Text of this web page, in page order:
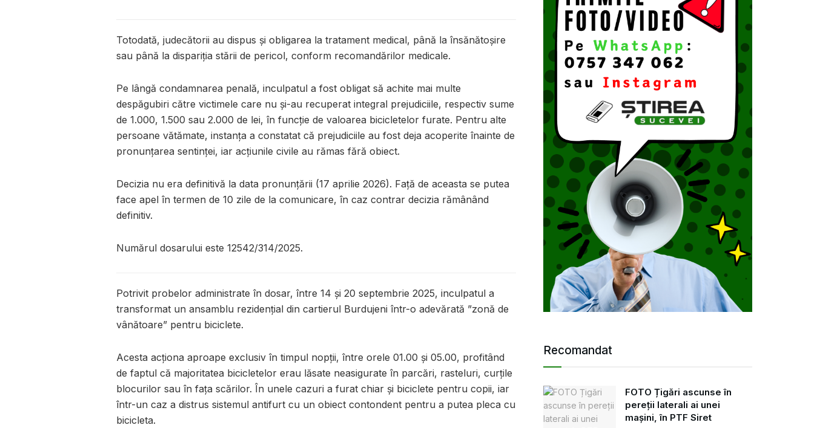
Totodată, judecătorii au dispus și obligarea la tratament medical, până la însănătoșire
sau până la dispariția stării de pericol, conform recomandărilor medicale.
Pe lângă condamnarea penală, inculpatul a fost obligat să achite mai multe
despăgubiri către victimele care nu și-au recuperat integral prejudiciile, respectiv sume
de 1.000, 1.500 sau 2.000 de lei, în funcție de valoarea bicicletelor furate. Pentru alte
persoane vătămate, instanța a constatat că prejudiciile au fost deja acoperite înainte de
pronunțarea sentinței, iar acțiunile civile au rămas fără obiect.
Decizia nu era definitivă la data pronunțării (17 aprilie 2026). Față de aceasta se putea
face apel în termen de 10 zile de la comunicare, în caz contrar decizia rămânând
definitiv.
Numărul dosarului este 12542/314/2025.
Potrivit probelor administrate în dosar, între 14 și 20 septembrie 2025, inculpatul a
transformat un ansamblu rezidențial din cartierul Burdujeni într-o adevărată ”zonă de
vânătoare” pentru biciclete.
Acesta acționa aproape exclusiv în timpul nopții, între orele 01.00 și 05.00, profitând
de faptul că majoritatea bicicletelor erau lăsate neasigurate în parcări, rasteluri, curțile
blocurilor sau în fața scărilor. În unele cazuri a furat chiar și biciclete pentru copii, iar
într-un caz a distrus sistemul antifurt cu un obiect contondent pentru a putea pleca cu
bicicleta.
Recomandat
FOTO Țigări ascunse în
pereții laterali ai unei
mașini, în PTF Siret